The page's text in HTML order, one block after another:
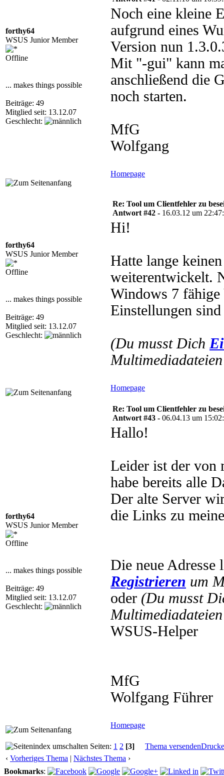
forthy64
WSUS Junior Member
Offline
... makes things possible
Beiträge: 49
Mitglied seit: 13.12.07
Geschlecht:
Noch eine kleine
aufgrund eines
Version nun
Mit "-gui" kann
anschließend die
noch starten.
MfG
Wolfgang
Homepage
forthy64
WSUS Junior Member
Offline
... makes things possible
Beiträge: 49
Mitglied seit: 13.12.07
Geschlecht:
Re: Tool um Clientfehler zu
Antwort #42 - 16.03.12 um
Hi!
Hatte lange
weiterentwickelt.
Windows 7
Einstellungen sind
(Du musst Dich
Homepage
forthy64
WSUS Junior Member
Offline
... makes things possible
Beiträge: 49
Mitglied seit: 13.12.07
Geschlecht:
Re: Tool um Clientfehler zu
Antwort #43 - 06.04.13 um
Hallo!
Leider ist der von
habe bereits alle
Der alte Server
die Links zu
Die neue Adresse
Registrieren um
oder (Du musst
WSUS-Helper
MfG
Wolfgang Führer
Homepage
Seiten: 1 2 [3] Thema versenden
‹ Vorheriges Thema | Nächstes Thema ›
Bookmarks: